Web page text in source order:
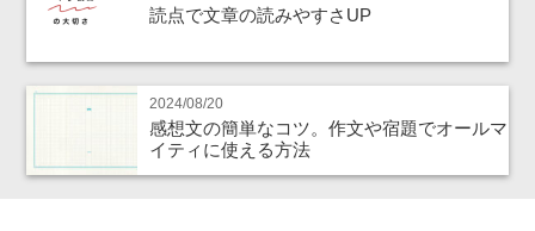
読点で文章の読みやすさUP
2024/08/20
感想文の簡単なコツ。作文や宿題でオールマ
イティに使える方法